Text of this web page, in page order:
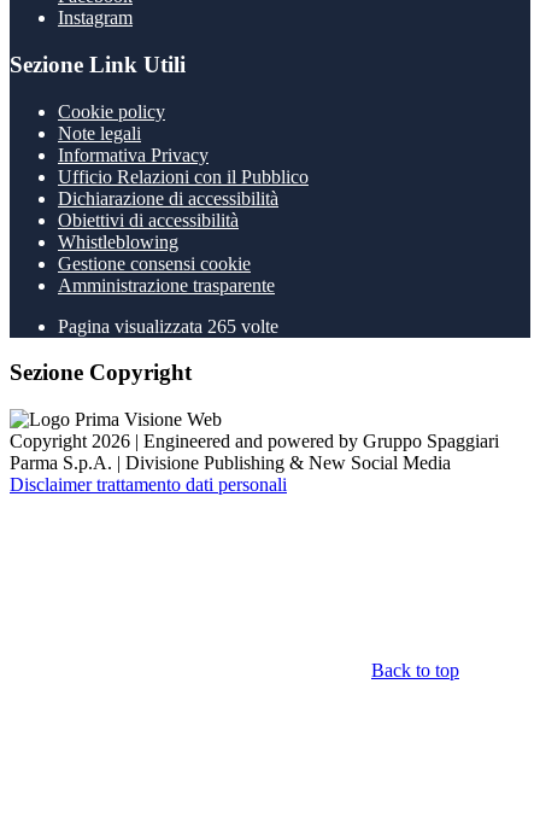
Instagram
Sezione Link Utili
Cookie policy
Note legali
Informativa Privacy
Ufficio Relazioni con il Pubblico
Dichiarazione di accessibilità
Obiettivi di accessibilità
Whistleblowing
Gestione consensi cookie
Amministrazione trasparente
Pagina visualizzata 265 volte
Sezione Copyright
Copyright 2026 | Engineered and powered by Gruppo Spaggiari
Parma S.p.A. | Divisione Publishing & New Social Media
Disclaimer trattamento dati personali
Back to top